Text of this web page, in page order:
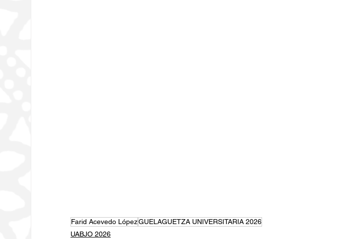
Farid Acevedo LópezGUELAGUETZA UNIVERSITARIA 2026
UABJO 2026